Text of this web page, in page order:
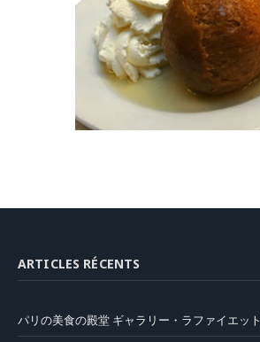
ARTICLES RÉCENTS
パリの美食の殿堂 ギャラリー・ラファイエット